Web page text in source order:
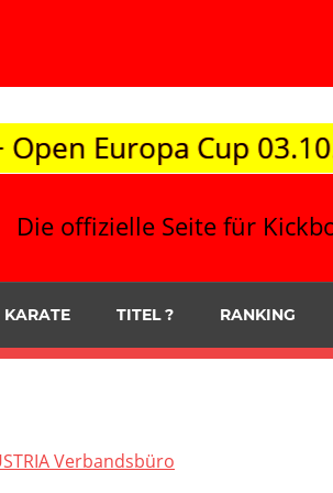
03.10. /
Die offizielle Seite für
KARATE TITEL ? RANKING
Verbandsbüro